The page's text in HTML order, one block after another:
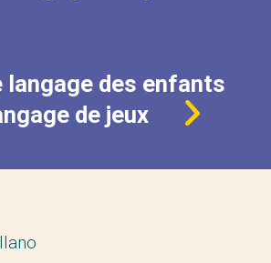
langage des enfants
de jeux